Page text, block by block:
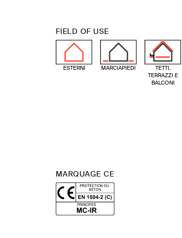
FIELD OF USE
ESTERNI MARCIAPIEDI
TETTI,
TERRAZZI E
BALCONI
MARQUAGE CE